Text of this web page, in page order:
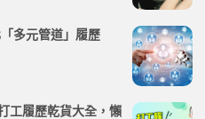
多元管道」履歷
工履歷乾貨大全，懶